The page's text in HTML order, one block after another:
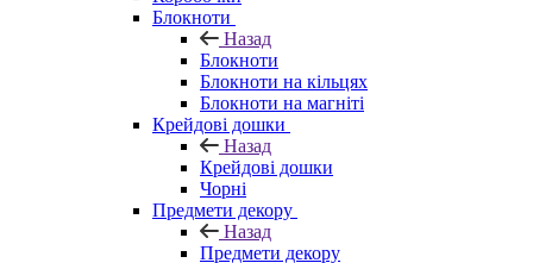
Блокноти
Назад
Блокноти
Блокноти на кільцях
Блокноти на магніті
Крейдові дошки
Назад
Крейдові дошки
Чорні
Предмети декору
Назад
Предмети декору